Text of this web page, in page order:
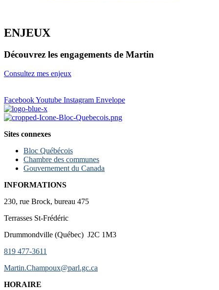
ENJEUX
Découvrez les engagements de Martin
Consultez mes enjeux
FacebookYoutube Instagram Envelope
Sites connexes
Bloc Québécois
Chambre des communes
Gouvernement du Canada
INFORMATIONS
230, rue Brock, bureau 475
Terrasses St-Frédéric
Drummondville (Québec) J2C 1M3
819 477-3611
Martin.Champoux@parl.gc.ca
HORAIRE